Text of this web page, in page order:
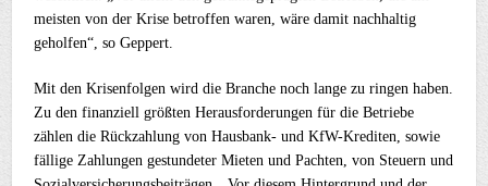
meisten von der Krise betroffen waren, wäre damit nachhaltig
geholfen“, so Geppert.
Mit den Krisenfolgen wird die Branche noch lange zu ringen haben.
Zu den finanziell größten Herausforderungen für die Betriebe
zählen die Rückzahlung von Hausbank- und KfW-Krediten, sowie
fällige Zahlungen gestundeter Mieten und Pachten, von Steuern und